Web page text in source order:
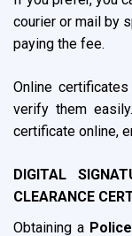
courier or mail by
paying the fee.
Online
verify them
certificate online,
DIGITAL
CLEARANCE
Obtaining a